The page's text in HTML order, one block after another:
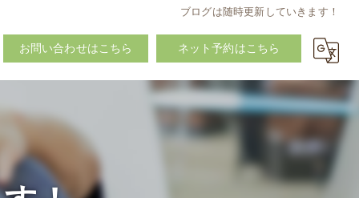
ブログは随時更新していきます！
お問い合わせはこちら ネット予約はこちら